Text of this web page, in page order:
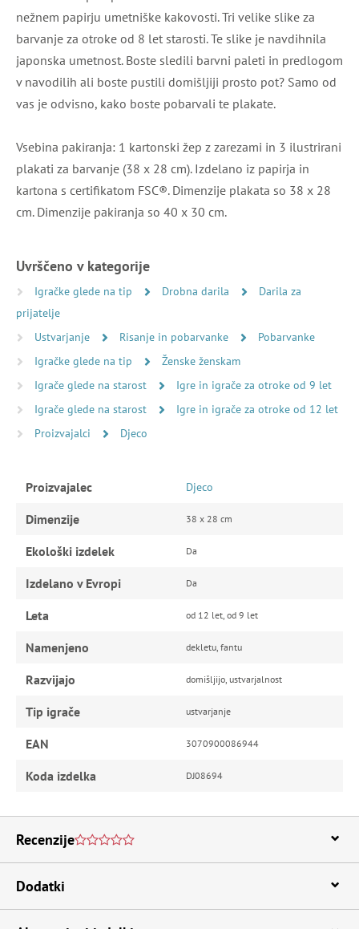
nežnem papirju umetniške kakovosti. Tri velike slike za
barvanje za otroke od 8 let starosti. Te slike je navdihnila
japonska umetnost. Boste sledili barvni paleti in predlogom
v navodilih ali boste pustili domišljiji prosto pot? Samo od
vas je odvisno, kako boste pobarvali te plakate.
Vsebina pakiranja: 1 kartonski žep z zarezami in 3 ilustrirani
plakati za barvanje (38 x 28 cm). Izdelano iz papirja in
kartona s certifikatom FSC®. Dimenzije plakata so 38 x 28
cm. Dimenzije pakiranja so 40 x 30 cm.
Uvrščeno v kategorije
Igračke glede na tip Drobna darila
Darila za
prijatelje
Ustvarjanje
Risanje in pobarvanke
Pobarvanke
Igračke glede na tip
Ženske ženskam
Igrače glede na starost
Igre in igrače za otroke od 9 let
Igrače glede na starost
Igre in igrače za otroke od 12 let
Proizvajalci
Djeco
Proizvajalec Djeco
Dimenzije 38 x 28 cm
Ekološki izdelek Da
Izdelano v Evropi Da
Leta od 12 let, od 9 let
Namenjeno dekletu, fantu
Razvijajo domišljijo, ustvarjalnost
Tip igrače ustvarjanje
EAN 3070900086944
Koda izdelka DJ08694
Recenzije
Dodatki